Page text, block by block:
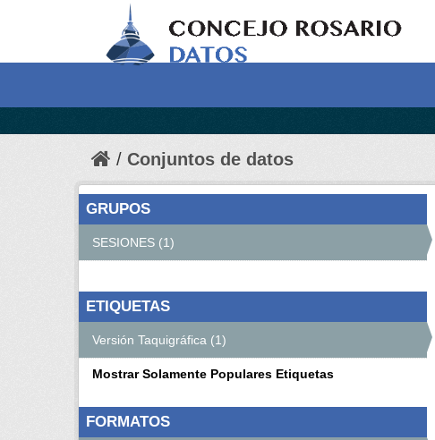
Conjuntos de datos
GRUPOS
SESIONES (1)
ETIQUETAS
Versión Taquigráfica (1)
Mostrar Solamente Populares Etiquetas
FORMATOS